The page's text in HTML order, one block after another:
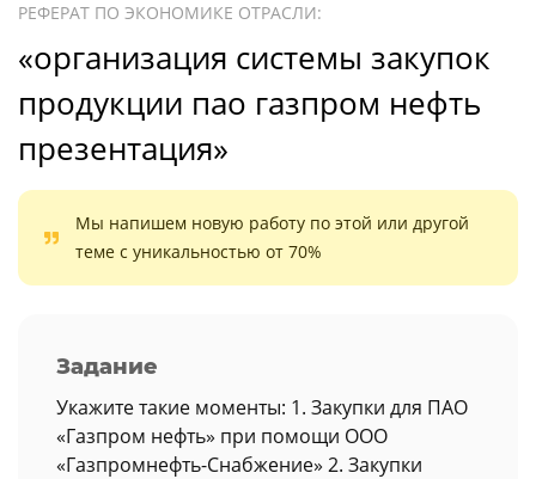
РЕФЕРАТ ПО ЭКОНОМИКЕ ОТРАСЛИ:
«организация системы закупок
продукции пао газпром нефть
презентация»
Мы напишем новую работу по этой или другой
теме с уникальностью от 70%
Задание
Укажите такие моменты: 1. Закупки для ПАО
«Газпром нефть» при помощи ООО
«Газпромнефть-Снабжение» 2. Закупки